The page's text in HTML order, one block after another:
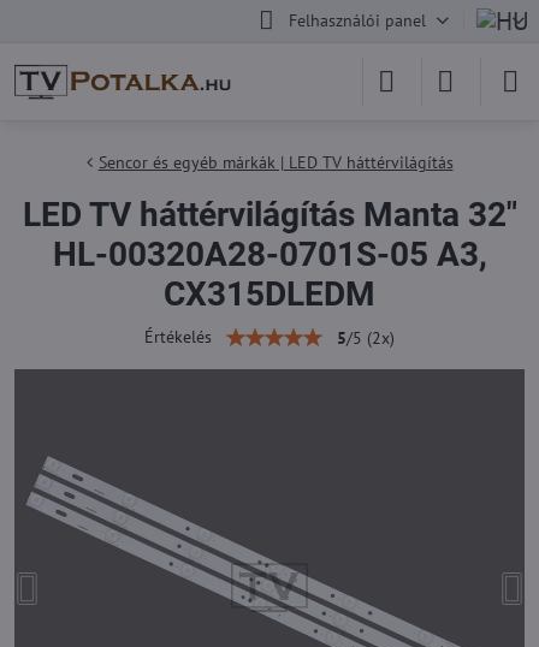
Felhasználói panel
Sencor és egyéb márkák | LED TV háttérvilágítás
LED TV háttérvilágítás Manta 32"
HL-00320A28-0701S-05 A3,
CX315DLEDM
Értékelés 5/5 (2x)